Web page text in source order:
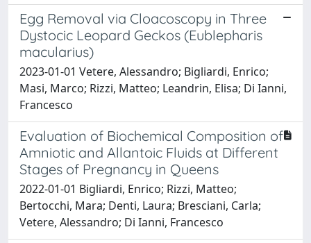
Egg Removal via Cloacoscopy in Three
Dystocic Leopard Geckos (Eublepharis
macularius)
2023-01-01 Vetere, Alessandro; Bigliardi, Enrico;
Masi, Marco; Rizzi, Matteo; Leandrin, Elisa; Di Ianni,
Francesco
Evaluation of Biochemical Composition of
Amniotic and Allantoic Fluids at Different
Stages of Pregnancy in Queens
2022-01-01 Bigliardi, Enrico; Rizzi, Matteo;
Bertocchi, Mara; Denti, Laura; Bresciani, Carla;
Vetere, Alessandro; Di Ianni, Francesco